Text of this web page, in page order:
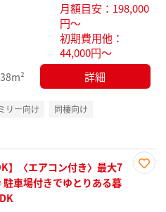
録
月額目安：198,000
円～
初期費用他：
44,000円～
詳細
リー向け
同棲向け
】〈エアコン付き〉最大7
車場付きでゆとりある暮